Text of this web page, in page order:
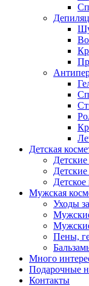
Детская
Мужская
Уходы
Пены,
Много
Подарочные
Контакты